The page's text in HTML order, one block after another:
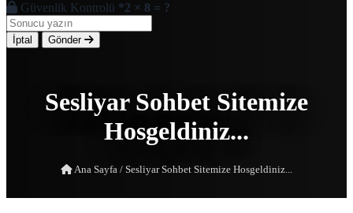
Güvenlik Kontrolü *2 × 8 = ?
İptal Gönder
Sesliyar Sohbet Sitemize
Hosgeldiniz...
Ana Sayfa / Sesliyar Sohbet Sitemize Hosgeldiniz...